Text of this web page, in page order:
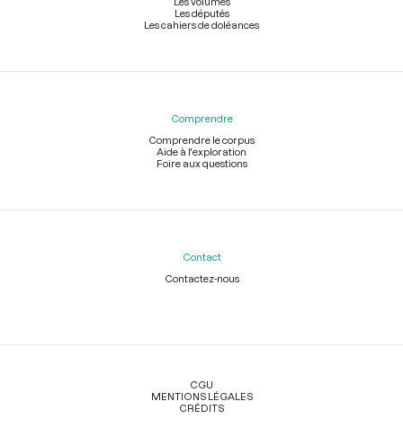
Les députés
Les cahiers de doléances
Comprendre
Comprendre le corpus
Aide à l'exploration
Foire aux questions
Contact
Contactez-nous
Légal
CGU
MENTIONS LÉGALES
CRÉDITS